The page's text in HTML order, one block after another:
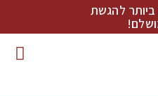
להגשת